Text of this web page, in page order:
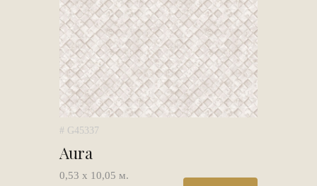
# G45337
Aura
0,53 х 10,05 м.